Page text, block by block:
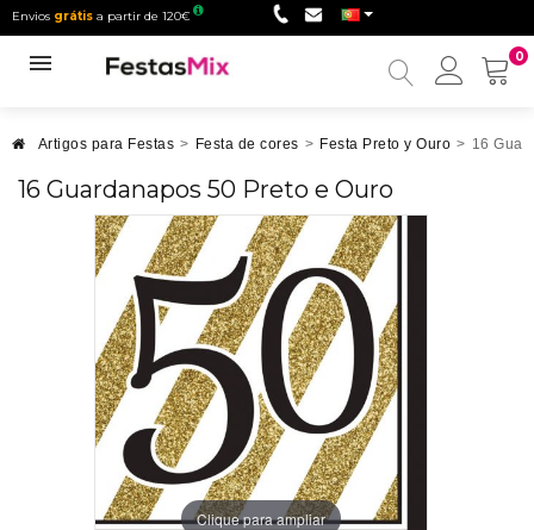
Envios grátis a partir de 120€
0
Minha
Artigos para Festas > Festa de cores > Festa Preto y Ouro > 16
16 Guardanapos 50 Preto e Ouro
Clique para ampliar